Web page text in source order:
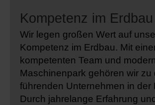
Kompetenz im Erdbau
Wir legen großen Wert auf
Kompetenz im Erdbau. Mit
kompetenten Team und
Maschinenpark gehören wir zu
führenden Unternehmen in der
Durch jahrelange Erfahrung